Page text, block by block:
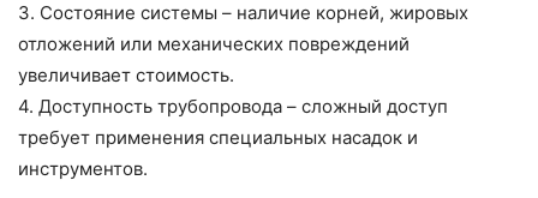
3. Состояние системы – наличие корней, жировых
отложений или механических повреждений
увеличивает стоимость.
4. Доступность трубопровода – сложный доступ
требует применения специальных насадок и
инструментов.